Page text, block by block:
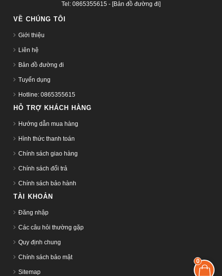
Tel: 0865355615 - [Bản đồ đường đi]
VỀ CHÚNG TÔI
Giới thiệu
Liên hệ
Bản đồ đường đi
Tuyển dụng
Hotline: 0865355615
HỖ TRỢ KHÁCH HÀNG
Hướng dẫn mua hàng
Hình thức thanh toán
Chính sách giao hàng
Chính sách đổi trả
Chính sách bảo hành
TÀI KHOẢN
Đăng nhập
Các câu hỏi thường gặp
Quy định chung
Chính sách bảo mật
Sitemap
0